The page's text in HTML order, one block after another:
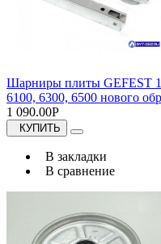
Шарниры плиты GEFEST
6100, 6300, 6500 нового
1 090.00Р
КУПИТЬ
В закладки
В сравнение